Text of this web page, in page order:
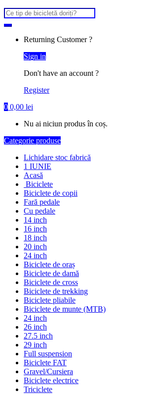
Search
for:
Returning Customer ?
Sign in
Don't have an account ?
Register
0 0,00 lei
Nu ai niciun produs în coș.
Categorie produse
Lichidare stoc fabrică
1 IUNIE
Acasă
Biciclete
Biciclete de copii
Fară pedale
Cu pedale
14 inch
16 inch
18 inch
20 inch
24 inch
Biciclete de oraș
Biciclete de damă
Biciclete de cross
Biciclete de trekking
Biciclete pliabile
Biciclete de munte (MTB)
24 inch
26 inch
27.5 inch
29 inch
Full suspension
Biciclete FAT
Gravel/Cursiera
Biciclete electrice
Triciclete